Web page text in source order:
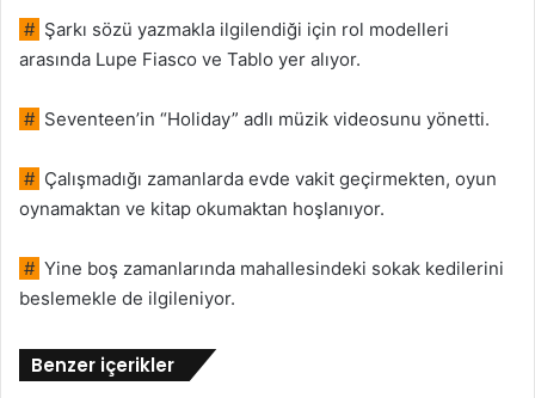
# Şarkı sözü yazmakla ilgilendiği için rol modelleri
arasında Lupe Fiasco ve Tablo yer alıyor.
# Seventeen’in “Holiday” adlı müzik videosunu yönetti.
# Çalışmadığı zamanlarda evde vakit geçirmekten, oyun
oynamaktan ve kitap okumaktan hoşlanıyor.
# Yine boş zamanlarında mahallesindeki sokak kedilerini
beslemekle de ilgileniyor.
Benzer içerikler